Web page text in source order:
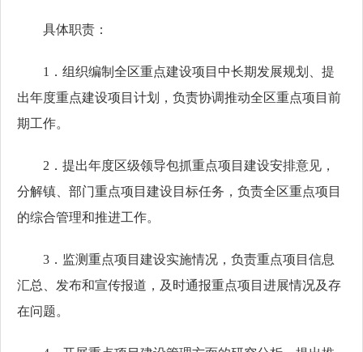
具体职责：
1．组织编制全区重点建设项目中长期发展规划、提
出年度重点建设项目计划，负责协调推动全区重点项目前
期工作。
2．提出年度区级领导包抓重点项目建设安排意见，
分解镇、部门重点项目建设目标任务，负责全区重点项目
的综合管理和推进工作。
3．监测重点项目建设实施情况，负责重点项目信息
汇总、发布和宣传报道，及时通报重点项目进展情况及存
在问题。